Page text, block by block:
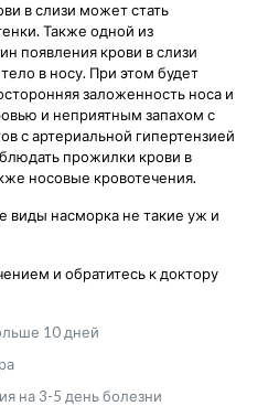
в слизи может стать
Также одной из
появления крови в слизи
в носу. При этом будет
заложенность носа и
и неприятным запахом с
с артериальной гипертензией
прожилки крови в
носовые кровотечения.
виды насморка не такие уж и
и обратитесь к доктору
10 дней
на 3-5 день болезни